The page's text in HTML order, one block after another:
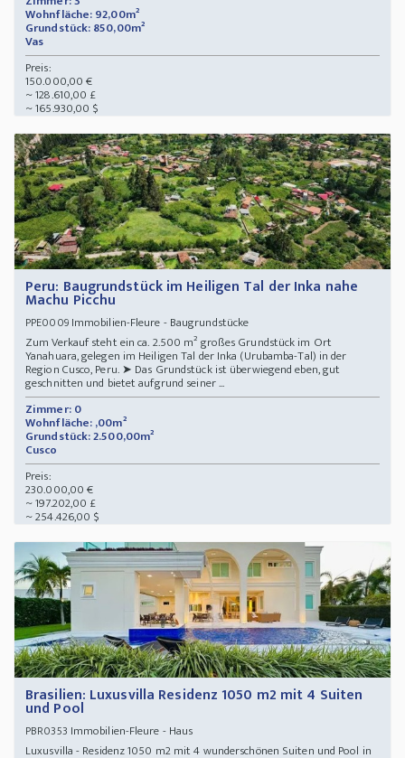
Wohnfläche: 92,00m²
Grundstück: 850,00m²
Vas
Preis:
150.000,00 €
~ 128.610,00 £
~ 165.930,00 $
Peru: Baugrundstück im Heiligen Tal der Inka nahe
Machu Picchu
PPE0009Immobilien-Fleure - Baugrundstücke
Zum Verkauf steht ein ca. 2.500 m² großes Grundstück im Ort
Yanahuara, gelegen im Heiligen Tal der Inka (Urubamba-Tal) in der
Region Cusco, Peru. ➤ Das Grundstück ist überwiegend eben, gut
geschnitten und bietet aufgrund seiner ...
Zimmer: 0
Wohnfläche: ,00m²
Grundstück: 2.500,00m²
Cusco
Preis:
230.000,00 €
~ 197.202,00 £
~ 254.426,00 $
Brasilien: Luxusvilla Residenz 1050 m2 mit 4 Suiten
und Pool
PBR0353 Immobilien-Fleure - Haus
Luxusvilla - Residenz 1050 m2 mit 4 wunderschönen Suiten und Pool in